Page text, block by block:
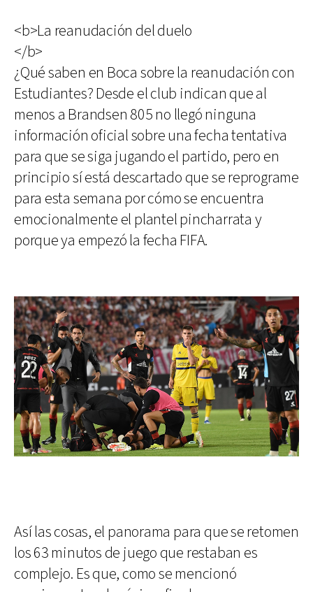
<b>La reanudación del duelo
</b>
¿Qué saben en Boca sobre la reanudación con
Estudiantes? Desde el club indican que al
menos a Brandsen 805 no llegó ninguna
información oficial sobre una fecha tentativa
para que se siga jugando el partido, pero en
principio sí está descartado que se reprograme
para esta semana por cómo se encuentra
emocionalmente el plantel pincharrata y
porque ya empezó la fecha FIFA.
Así las cosas, el panorama para que se retomen
los 63 minutos de juego que restaban es
complejo. Es que, como se mencionó